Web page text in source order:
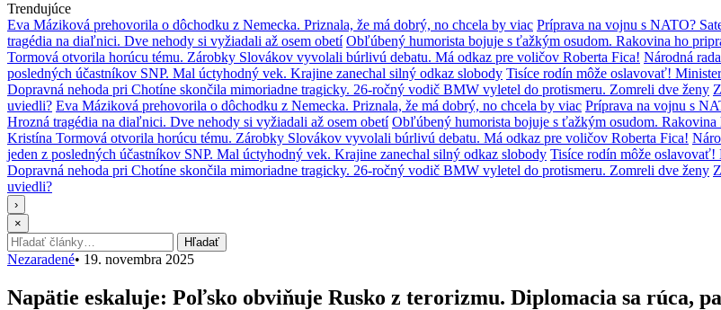
Trendujúce
Eva Máziková prehovorila o dôchodku z Nemecka. Priznala, že má dobrý, no chcela by viac Príprava na vojnu s NATO?
tragédia na diaľnici. Dve nehody si vyžiadali až osem obetí Obľúbený humorista bojuje s ťažkým osudom. Rakovina ho
Tormová otvorila horúcu tému. Zárobky Slovákov vyvolali búrlivú debatu. Má odkaz pre voličov Roberta Fica! Národná
posledných účastníkov SNP. Mal úctyhodný vek. Krajine zanechal silný odkaz slobody Tisíce rodín môže oslavovať!
Dopravná nehoda pri Chotíne skončila mimoriadne tragicky. 26-ročný vodič BMW vyletel do protismeru. Zomreli dve ženy
uviedli? Eva Máziková prehovorila o dôchodku z Nemecka. Priznala, že má dobrý, no chcela by viac Príprava na vojnu s
Hrozná tragédia na diaľnici. Dve nehody si vyžiadali až osem obetí Obľúbený humorista bojuje s ťažkým osudom. Rakovina
Kristína Tormová otvorila horúcu tému. Zárobky Slovákov vyvolali búrlivú debatu. Má odkaz pre voličov Roberta Fica!
jeden z posledných účastníkov SNP. Mal úctyhodný vek. Krajine zanechal silný odkaz slobody Tisíce rodín môže
Dopravná nehoda pri Chotíne skončila mimoriadne tragicky. 26-ročný vodič BMW vyletel do protismeru. Zomreli dve ženy
uviedli?
›
×
Hľadať: Hľadať
Nezaradené• 19. novembra 2025
Napätie eskaluje: Poľsko obviňuje Rusko z terorizmu. Diplomacia sa rúca,